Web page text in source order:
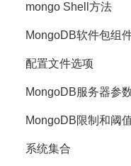
mongo Shell方法
MongoDB软件包组
配置文件选项
MongoDB服务器参
MongoDB限制和阈
系统集合